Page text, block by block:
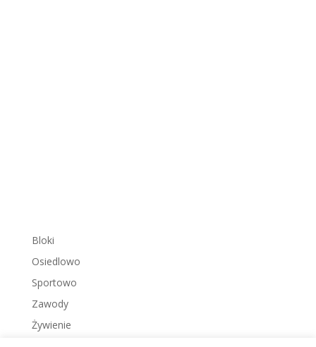
Bloki
Osiedlowo
Sportowo
Zawody
Żywienie